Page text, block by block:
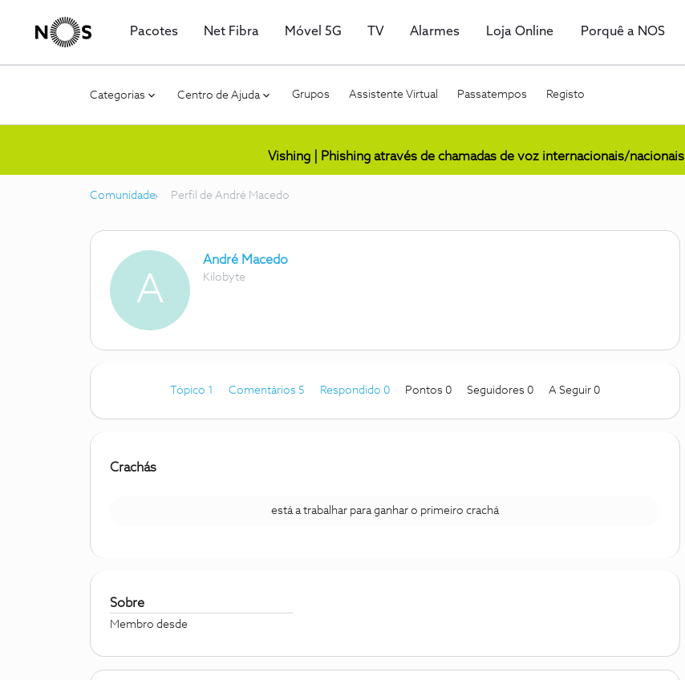
Pacotes Net Fibra Móvel 5G TV Alarmes Loja Online Porquê a NOS
Categorias Centro de Ajuda Grupos Assistente Virtual Passatempos Registo
Vishing | Phishing através de chamadas de voz internacionais/nacionais
Comunidade Perfil de André Macedo
A
André Macedo
Kilobyte
Tópico 1 Comentários 5 Respondido 0 Pontos 0 Seguidores 0 A Seguir 0
Crachás
está a trabalhar para ganhar o primeiro crachá
Sobre
Membro desde